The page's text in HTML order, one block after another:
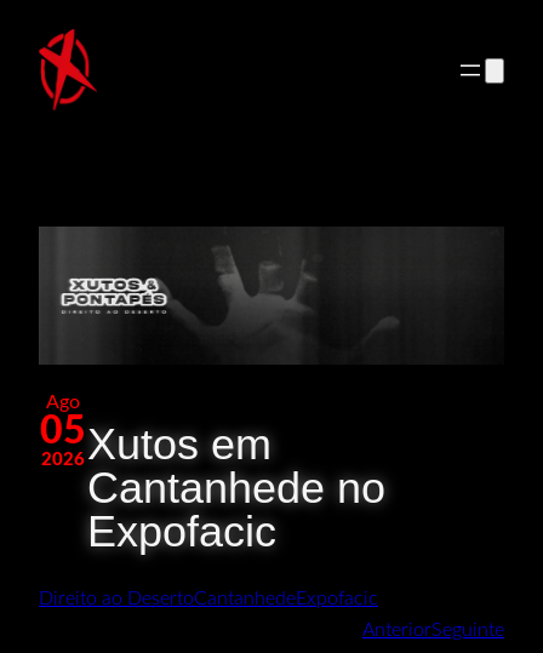
para
Ago
05
2026 Xutos em
Cantanhede no
Expofacic
Direito ao DesertoCantanhedeExpofacic
AnteriorSeguinte